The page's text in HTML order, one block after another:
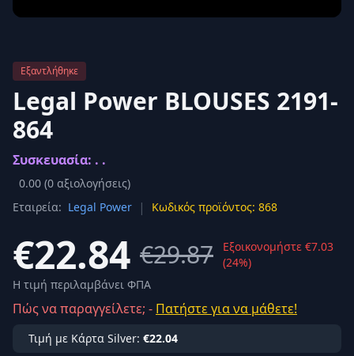
Εξαντλήθηκε
Legal Power BLOUSES 2191-
864
Συσκευασία: . .
0.00 (0 αξιολογήσεις)
Εταιρεία: Legal Power | Κωδικός προϊόντος: 868
€22.84 €29.87
Εξοικονομήστε €7.03
(24%)
Η τιμή περιλαμβάνει ΦΠΑ
Πώς να παραγγείλετε; - Πατήστε για να μάθετε!
Τιμή με Κάρτα Silver: €22.04